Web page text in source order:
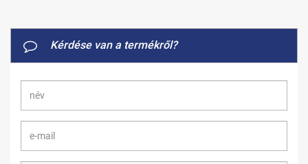
Kérdése van a termékről?